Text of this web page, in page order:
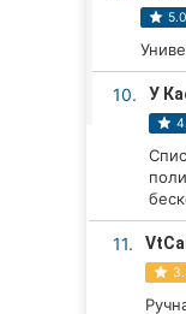
Николаев
Чернигов
5.0
10. У
11.